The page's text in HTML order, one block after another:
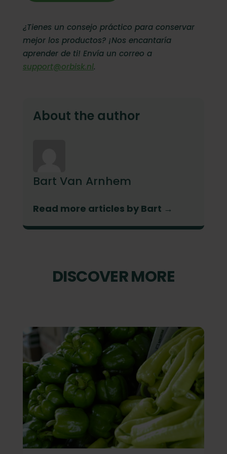
¿Tienes un consejo práctico para conservar
mejor los productos? ¡Nos encantaría
aprender de ti! Envía un correo a
support@orbisk.nl.
About the author
Bart Van Arnhem
Read more articles by Bart →
DISCOVER MORE